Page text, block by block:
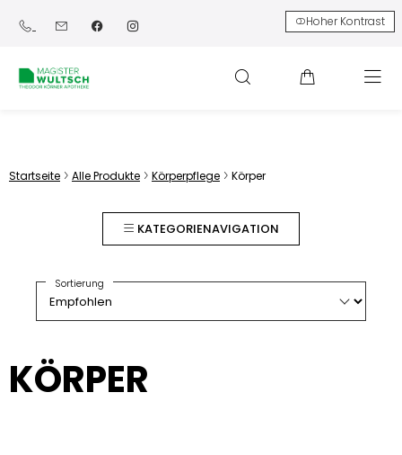
Hoher Kontrast
Startseite Alle Produkte Körperpflege Körper
KATEGORIENAVIGATION
Sortierung
KÖRPER